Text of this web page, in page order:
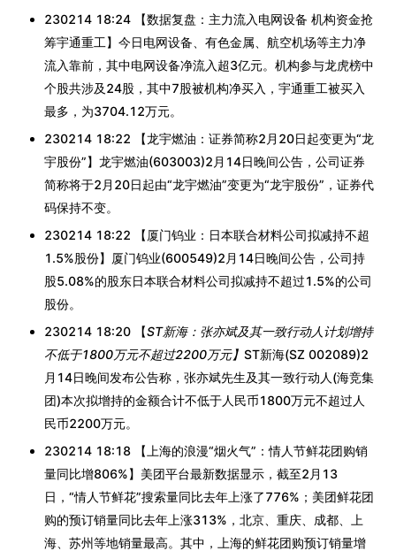
230214 18:24 【数据复盘：主力流入电网设备 机构资金抢
筹宇通重工】今日电网设备、有色金属、航空机场等主力净
流入靠前，其中电网设备净流入超3亿元。机构参与龙虎榜中
个股共涉及24股，其中7股被机构净买入，宇通重工被买入
最多，为3704.12万元。
230214 18:22 【龙宇燃油：证券简称2月20日起变更为“龙
宇股份”】龙宇燃油(603003)2月14日晚间公告，公司证券
简称将于2月20日起由“龙宇燃油”变更为“龙宇股份”，证券代
码保持不变。
230214 18:22 【厦门钨业：日本联合材料公司拟减持不超
1.5%股份】厦门钨业(600549)2月14日晚间公告，公司持
股5.08%的股东日本联合材料公司拟减持不超过1.5%的公司
股份。
230214 18:20 【ST新海：张亦斌及其一致行动人计划增持
不低于1800万元不超过2200万元】 ST新海(SZ 002089)2
月14日晚间发布公告称，张亦斌先生及其一致行动人(海竞集
团)本次拟增持的金额合计不低于人民币1800万元不超过人
民币2200万元。
230214 18:18 【上海的浪漫“烟火气”：情人节鲜花团购销
量同比增806%】美团平台最新数据显示，截至2月13
日，“情人节鲜花”搜索量同比去年上涨了776%；美团鲜花团
购的预订销量同比去年上涨313%，北京、重庆、成都、上
海、苏州等地销量最高。其中，上海的鲜花团购预订销量增